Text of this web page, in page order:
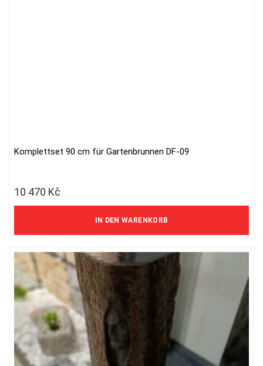
Komplettset 90 cm für Gartenbrunnen DF-09
10 470 Kč
IN DEN WARENKORB